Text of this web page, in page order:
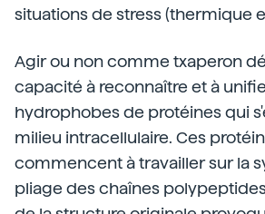
situations de stress (thermique
Agir ou non comme txaperon
capacité à reconnaître et à
hydrophobes de protéines qui
milieu intracellulaire. Ces
commencent à travailler sur la
pliage des chaînes